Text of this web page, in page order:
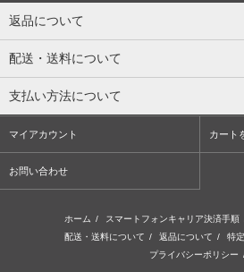
返品について
配送・送料について
支払い方法について
マイアカウント カート
お問い合わせ
ホーム / スマートフォンキャリア決済手順
配送・送料について / 返品について / 特
プライバシーポリシー